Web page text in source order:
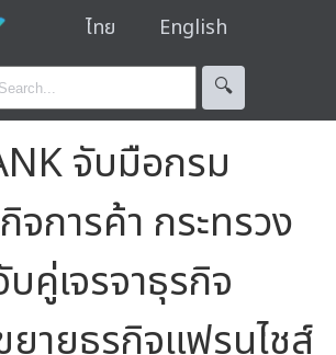
ไทย English
🔍︎
จับมือกรม
การค้า กระทรวง
คู่เจรจาธุรกิจ
ยายธุรกิจแฟรนไชส์